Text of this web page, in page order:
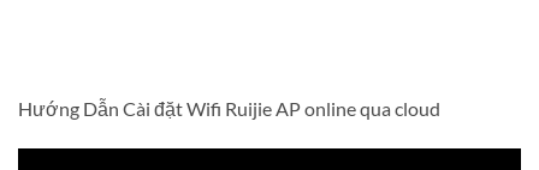
Hướng Dẫn Cài đặt Wifi Ruijie AP online qua cloud